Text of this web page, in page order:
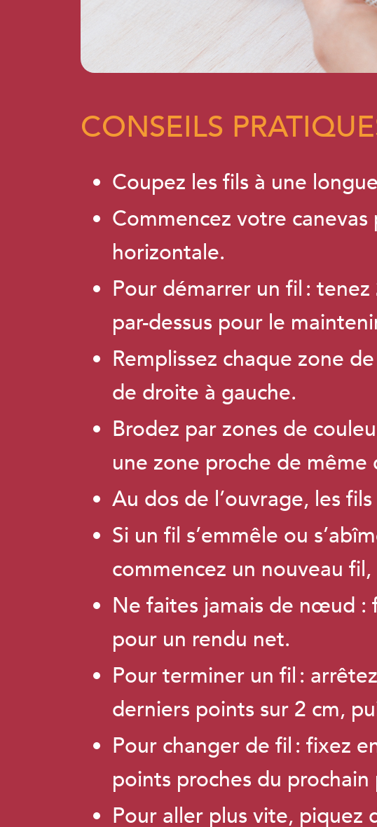
CONSEILS
Coupez les fils à une
Commencez votre
horizontale.
Pour démarrer un fil :
par-dessus pour le
Remplissez chaque zone
de droite à gauche.
Brodez par zones de
une zone proche de même
Au dos de l’ouvrage, les
Si un fil s’emmêle ou
commencez un nouveau
Ne faites jamais de nœud :
pour un rendu net.
Pour terminer un fil :
derniers points sur 2 cm,
Pour changer de fil : fixez
points proches du
Pour aller plus vite, piquez